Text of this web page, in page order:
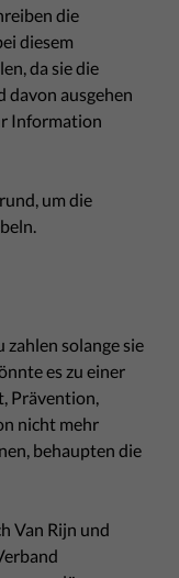
die
diesem
da sie die
davon ausgehen
Information
um die
zahlen solange sie
es zu einer
Prävention,
nicht mehr
behaupten die
Van Rijn und